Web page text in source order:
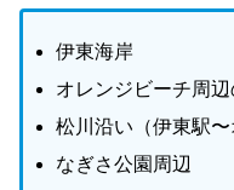
伊東海岸
オレンジビーチ周
松川沿い（伊東駅〜
なぎさ公園周辺